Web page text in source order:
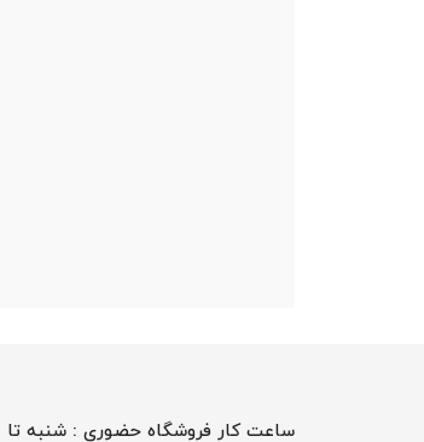
ساعت کار فروشگاه حضوری : شنبه تا